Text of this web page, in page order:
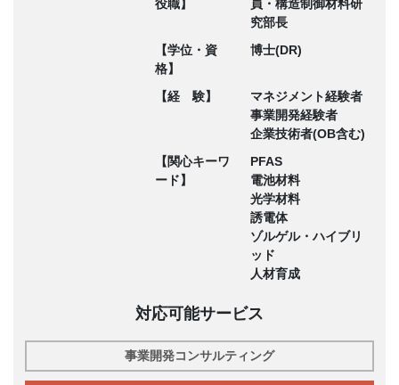
役職】
員・構造制御材料研
究部長
【学位・資
格】
博士(DR)
【経 験】
マネジメント経験者
事業開発経験者
企業技術者(OB含む)
【関心キーワ
ード】
PFAS
電池材料
光学材料
誘電体
ゾルゲル・ハイブリ
ッド
人材育成
対応可能サービス
事業開発コンサルティング